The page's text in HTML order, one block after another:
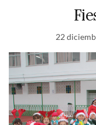
22